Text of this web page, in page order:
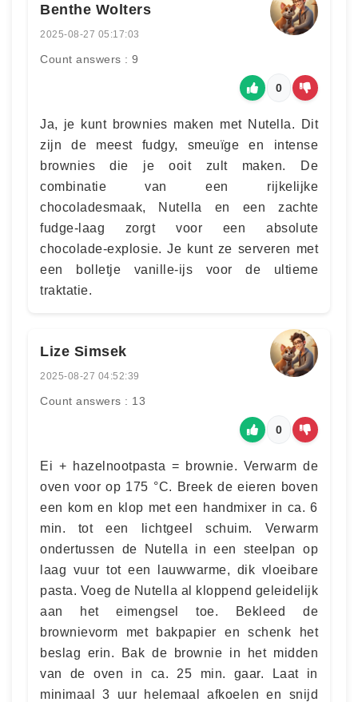
Benthe Wolters
2025-08-27 05:17:03
Count answers : 9
0
Ja, je kunt brownies maken met Nutella. Dit
zijn de meest fudgy, smeuïge en intense
brownies die je ooit zult maken. De
combinatie van een rijkelijke
chocoladesmaak, Nutella en een zachte
fudge-laag zorgt voor een absolute
chocolade-explosie. Je kunt ze serveren met
een bolletje vanille-ijs voor de ultieme
traktatie.
Lize Simsek
2025-08-27 04:52:39
Count answers : 13
0
Ei + hazelnootpasta = brownie. Verwarm de
oven voor op 175 °C. Breek de eieren boven
een kom en klop met een handmixer in ca. 6
min. tot een lichtgeel schuim. Verwarm
ondertussen de Nutella in een steelpan op
laag vuur tot een lauwwarme, dik vloeibare
pasta. Voeg de Nutella al kloppend geleidelijk
aan het eimengsel toe. Bekleed de
brownievorm met bakpapier en schenk het
beslag erin. Bak de brownie in het midden
van de oven in ca. 25 min. gaar. Laat in
minimaal 3 uur helemaal afkoelen en snijd